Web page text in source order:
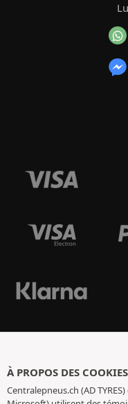
À PROPOS DES
Centralepneus.ch (AD